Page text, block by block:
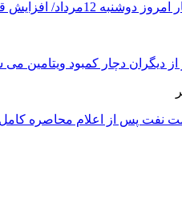
از دیگران دچار کمبود ویتامین می
نفت پس از اعلام محاصره کامل